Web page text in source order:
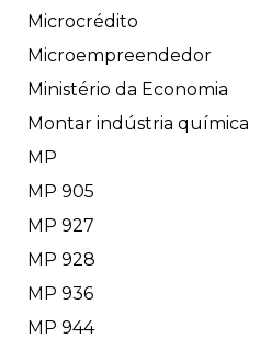
Microcrédito
Microempreendedor
Ministério da Economia
Montar indústria química
MP
MP 905
MP 927
MP 928
MP 936
MP 944